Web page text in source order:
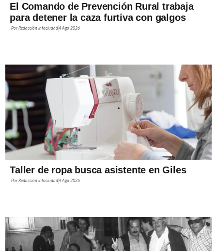
El Comando de Prevención Rural trabaja
para detener la caza furtiva con galgos
PorRedacción Infociudad4 Ago 2026
Taller de ropa busca asistente en Giles
PorRedacción Infociudad4 Ago 2026